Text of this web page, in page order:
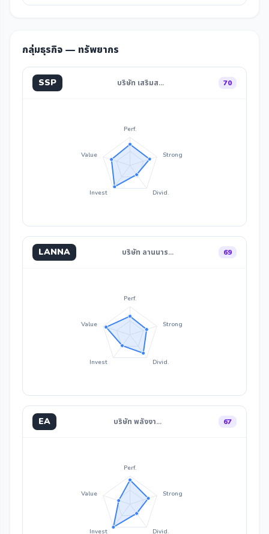
กลุ่มธุรกิจ — ทรัพยากร
SSP บริษัท เสริมส… 70
Perf.
Strong
Divid.
Invest
Value
LANNA บริษัท ลานนาร… 69
Perf.
Strong
Divid.
Invest
Value
EA บริษัท พลังงา… 67
Perf.
Strong
Divid.
Invest
Value